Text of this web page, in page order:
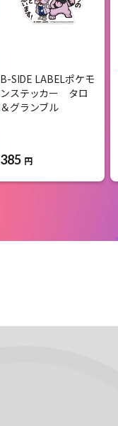
B-SIDE LABELポケモ
ンステッカー タロ
＆グランブル
385 円